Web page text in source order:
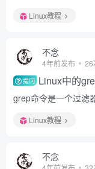
Linux教程
不念
4年前发布 26
提问 Linux中的
grep命令是一个过滤
Linux教程
不念